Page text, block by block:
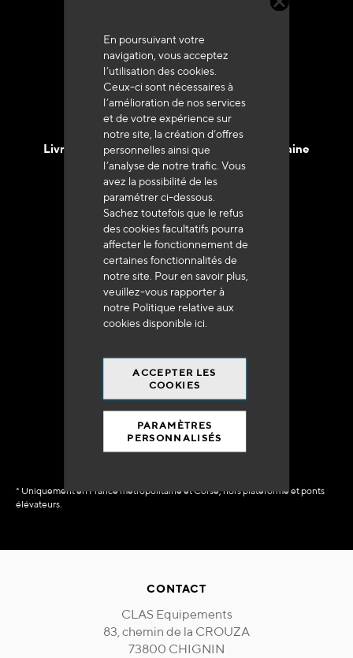
En poursuivant votre
navigation, vous acceptez
l’utilisation des cookies.
Ceux-ci sont nécessaires à
l’amélioration de nos services
et de votre expérience sur
notre site, la création d’offres
personnelles ainsi que
l’analyse de notre trafic. Vous
avez la possibilité de les
paramétrer ci-dessous.
Sachez toutefois que le refus
des cookies facultatifs pourra
affecter le fonctionnement de
certaines fonctionnalités de
notre site. Pour en savoir plus,
veuillez-vous rapporter à
notre Politique relative aux
cookies disponible ici
ACCEPTER LES
COOKIES
PARAMÈTRES
PERSONNALISÉS
+33 (0)4 79 72 62 22 Taper 1
Livraison en 48h à 72h en France Métropolitaine
Franco de port
à 250 euros*
90% du catalogue
en disponibilité
immédiate
* Uniquement en France métropolitaine et Corse, hors plateforme et ponts
élévateurs.
CONTACT
CLAS Equipements
83, chemin de la CROUZA
73800 CHIGNIN